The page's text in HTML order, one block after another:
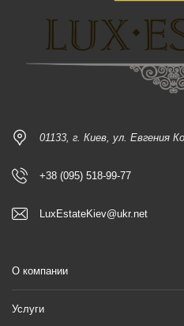
01133, г. Киев, ул. Евгения
+38 (095) 518-99-77
LuxEstateKiev@ukr.net
О компании
Услуги